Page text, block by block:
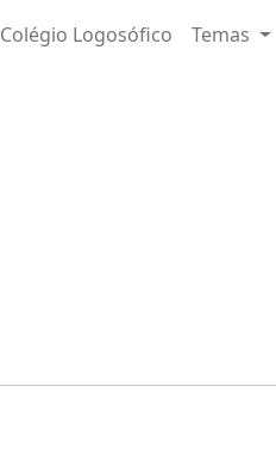
Colégio Logosófico Temas